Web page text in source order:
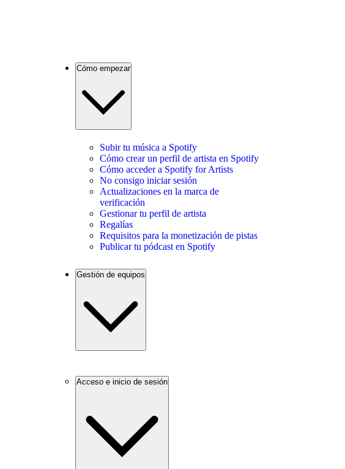
Cómo empezar
Subir tu música a Spotify
Cómo crear un perfil de artista en Spotify
Cómo acceder a Spotify for Artists
No consigo iniciar sesión
Actualizaciones en la marca de
verificación
Gestionar tu perfil de artista
Regalías
Requisitos para la monetización de pistas
Publicar tu pódcast en Spotify
Gestión de equipos
Acceso e inicio de sesión